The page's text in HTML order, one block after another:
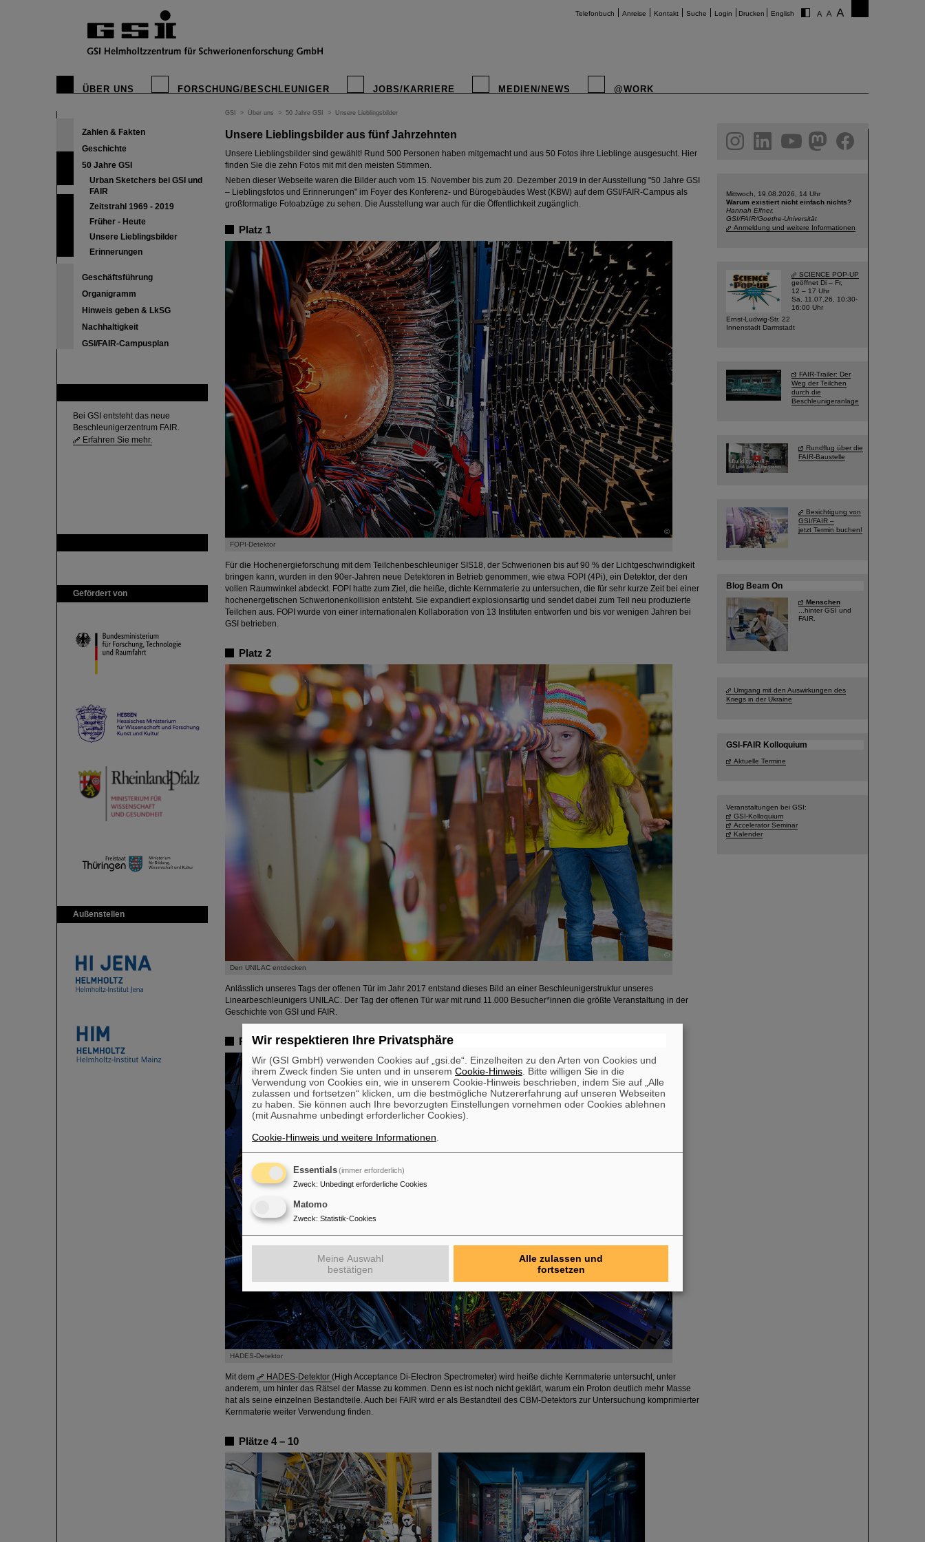
Telefonbuch Anreise Kontakt Suche Login Drucken English
ÜBER UNS FORSCHUNG/BESCHLEUNIGER JOBS/KARRIERE MEDIEN/NEWS @WORK
Zahlen & Fakten
Geschichte
50 Jahre GSI
Urban Sketchers bei GSI und
FAIR
Zeitstrahl 1969 - 2019
Früher - Heute
Unsere Lieblingsbilder
Erinnerungen
Geschäftsführung
Organigramm
Hinweis geben & LkSG
Nachhaltigkeit
GSI/FAIR-Campusplan
Bei GSI entsteht das neue
Beschleunigerzentrum FAIR.
Erfahren Sie mehr.
Gefördert von
Außenstellen
GSI > Über uns > 50 Jahre GSI > Unsere Lieblingsbilder
Unsere Lieblingsbilder aus fünf Jahrzehnten
Unsere Lieblingsbilder sind gewählt! Rund 500 Personen haben mitgemacht und aus 50 Fotos ihre Lieblinge ausgesucht. Hier
finden Sie die zehn Fotos mit mit den meisten Stimmen.
Neben dieser Webseite waren die Bilder auch vom 15. November bis zum 20. Dezember 2019 in der Ausstellung "50 Jahre GSI
– Lieblingsfotos und Erinnerungen" im Foyer des Konferenz- und Bürogebäudes West (KBW) auf dem GSI/FAIR-Campus als
großformatige Fotoabzüge zu sehen. Die Ausstellung war auch für die Öffentlichkeit zugänglich.
Platz 1
©
FOPI-Detektor
Für die Hochenergieforschung mit dem Teilchenbeschleuniger SIS18, der Schwerionen bis auf 90 % der Lichtgeschwindigkeit
bringen kann, wurden in den 90er-Jahren neue Detektoren in Betrieb genommen, wie etwa FOPI (4Pi), ein Detektor, der den
vollen Raumwinkel abdeckt. FOPI hatte zum Ziel, die heiße, dichte Kernmaterie zu untersuchen, die für sehr kurze Zeit bei einer
hochenergetischen Schwerionenkollision entsteht. Sie expandiert explosionsartig und sendet dabei zum Teil neu produzierte
Teilchen aus. FOPI wurde von einer internationalen Kollaboration von 13 Instituten entworfen und bis vor wenigen Jahren bei
GSI betrieben.
Platz 2
©
Den UNILAC entdecken
Anlässlich unseres Tags der offenen Tür im Jahr 2017 entstand dieses Bild an einer Beschleunigerstruktur unseres
Linearbeschleunigers UNILAC. Der Tag der offenen Tür war mit rund 11.000 Besucher*innen die größte Veranstaltung in der
Geschichte von GSI und FAIR.
Platz 3
©
HADES-Detektor
Mit dem HADES-Detektor (High Acceptance Di-Electron Spectrometer) wird heiße dichte Kernmaterie untersucht, unter
anderem, um hinter das Rätsel der Masse zu kommen. Denn es ist noch nicht geklärt, warum ein Proton deutlich mehr Masse
hat als seine einzelnen Bestandteile. Auch bei FAIR wird er als Bestandteil des CBM-Detektors zur Untersuchung komprimierter
Kernmaterie weiter Verwendung finden.
Plätze 4 – 10
facebook
Mittwoch, 19.08.2026, 14 Uhr
Warum existiert nicht einfach nichts?
Hannah Elfner,
GSI/FAIR/Goethe-Universität
Anmeldung und weitere Informationen
SCIENCE POP-UP
geöffnet Di – Fr,
12 – 17 Uhr
Sa, 11.07.26, 10:30-
16:00 Uhr
Ernst-Ludwig-Str. 22
Innenstadt Darmstadt
FAIR-Trailer: Der
Weg der Teilchen
durch die
Beschleunigeranlage
Rundflug über die
FAIR-Baustelle
Besichtigung von
GSI/FAIR –
jetzt Termin buchen!
Blog Beam On
Menschen
...hinter GSI und
FAIR.
Umgang mit den Auswirkungen des
Kriegs in der Ukraine
GSI-FAIR Kolloquium
Aktuelle Termine
Veranstaltungen bei GSI:
GSI-Kolloquium
Accelerator Seminar
Kalender
Wir respektieren Ihre Privatsphäre
Wir (GSI GmbH) verwenden Cookies auf „gsi.de“. Einzelheiten zu den Arten von Cookies und
ihrem Zweck finden Sie unten und in unserem Cookie-Hinweis . Bitte willigen Sie in die
Verwendung von Cookies ein, wie in unserem Cookie-Hinweis beschrieben, indem Sie auf „Alle
zulassen und fortsetzen“ klicken, um die bestmögliche Nutzererfahrung auf unseren Webseiten
zu haben. Sie können auch Ihre bevorzugten Einstellungen vornehmen oder Cookies ablehnen
(mit Ausnahme unbedingt erforderlicher Cookies).
Cookie-Hinweis und weitere Informationen
Essentials(immer erforderlich)
Zweck: Unbedingt erforderliche Cookies
Matomo
Zweck: Statistik-Cookies
Meine Auswahl
bestätigen
Alle zulassen und
fortsetzen